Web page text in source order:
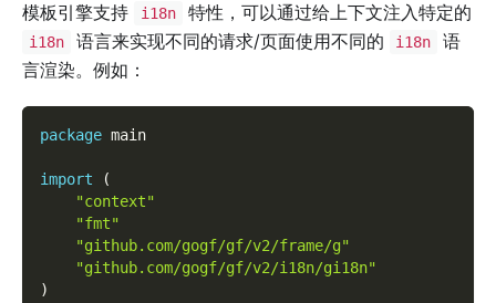
模板引擎支持 i18n 特性，可以通过给上下文注入特定的
i18n 语言来实现不同的请求/页面使用不同的 i18n
语
言渲染。例如：
package main
import
(
"context"
"fmt"
"github.com/gogf/gf/v2/frame/g"
"github.com/gogf/gf/v2/i18n/gi18n"
)